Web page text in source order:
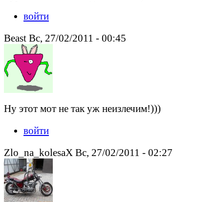
войти
Beast Вс, 27/02/2011 - 00:45
Ну этот мот не так уж неизлечим!)))
войти
Zlo_na_kolesaX Вс, 27/02/2011 - 02:27